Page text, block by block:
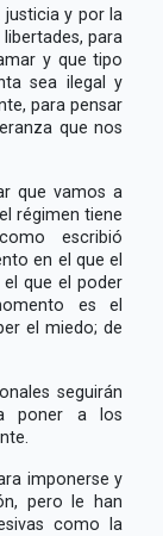
justicia y por la
para
y que tipo
sea ilegal y
para pensar
que nos
que vamos a
régimen tiene
escribió
en el que el
que el poder
es el
el miedo; de
seguirán
poner a los
imponerse y
pero le han
como la